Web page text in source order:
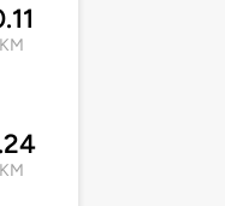
KM
KM